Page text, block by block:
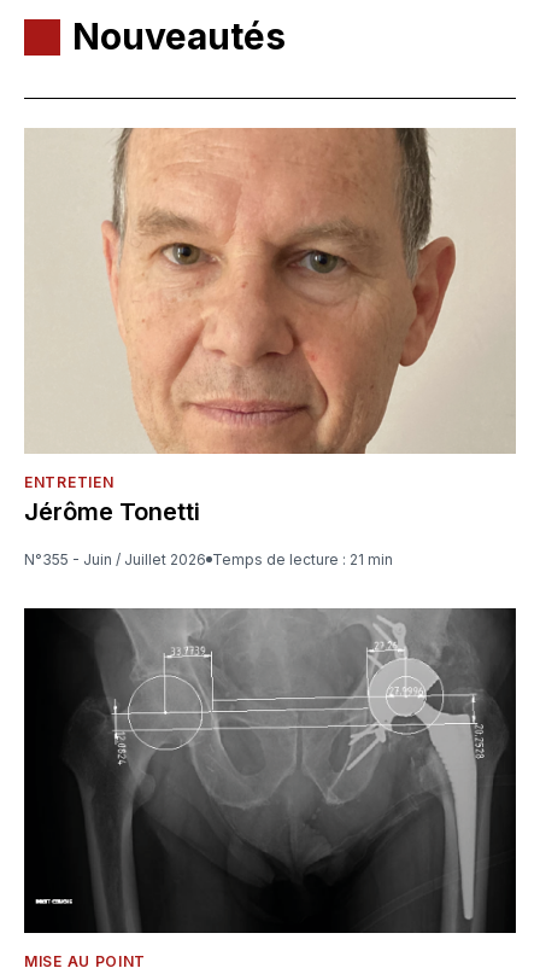
Nouveautés
ENTRETIEN
Jérôme Tonetti
N°355 - Juin / Juillet 2026 Temps de lecture : 21 min
MISE AU POINT